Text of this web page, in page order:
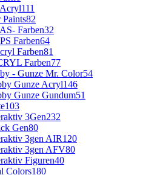
111
Paints82
Farben32
Farben64
Farben81
Farben77
- Gunze Mr. Color54
Gunze Acryl146
Gunze Gundum51
103
3Gen232
Gen80
3gen AIR120
3gen AFV80
Figuren40
Colors180